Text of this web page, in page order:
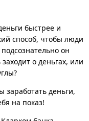
быстрее и
способ, чтобы люди
он
о деньгах, или
заработать деньги,
на показ!